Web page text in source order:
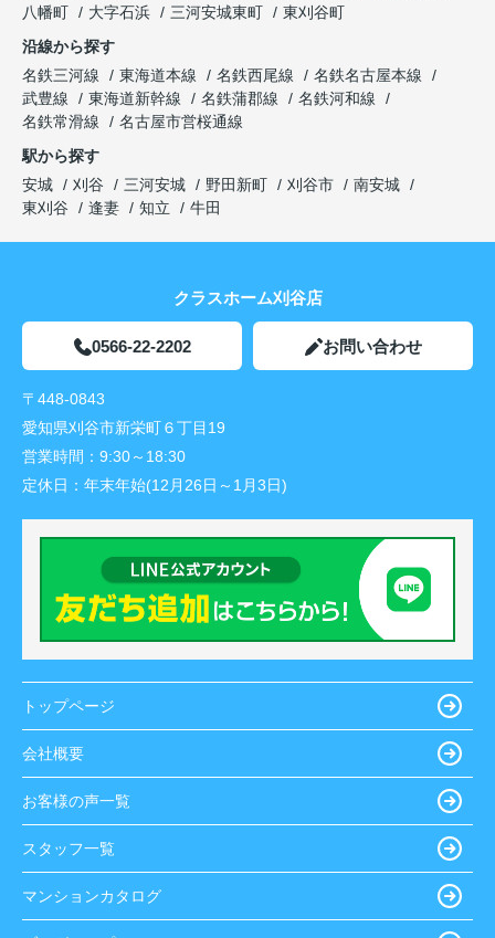
八幡町
大字石浜 三河安城東町
東刈谷町
沿線から探す
名鉄三河線
東海道本線 名鉄西尾線
名鉄名古屋本線
武豊線
東海道新幹線 名鉄蒲郡線
名鉄河和線
名鉄常滑線
名古屋市営桜通線
駅から探す
安城
刈谷 三河安城 野田新町 刈谷市
南安城
東刈谷
逢妻 知立 牛田
クラスホーム刈谷店
0566-22-2202 お問い合わせ
〒448-0843
愛知県刈谷市新栄町６丁目19
営業時間： 9:30～18:30
定休日： 年末年始(12月26日～1月3日)
トップページ
会社概要
お客様の声一覧
スタッフ一覧
マンションカタログ